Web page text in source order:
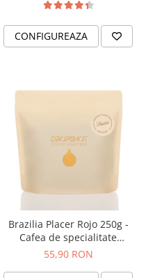
CONFIGUREAZA
Brazilia Placer Rojo 250g -
Cafea de specialitate
DROPSHOT
55,90 RON